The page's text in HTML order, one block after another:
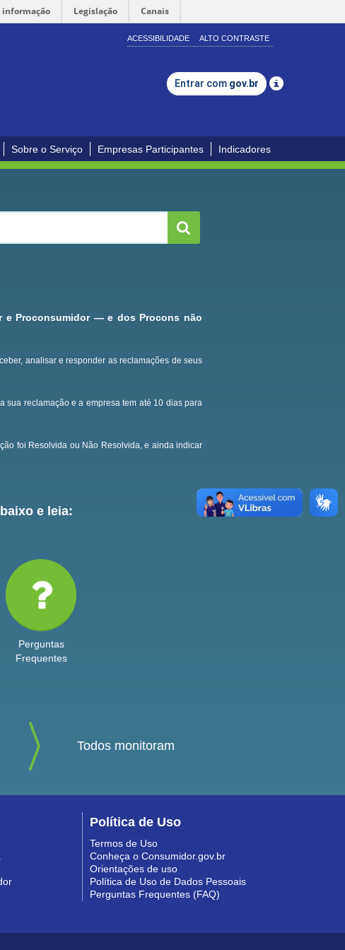
informação Legislação Canais
ACESSIBILIDADE ALTO CONTRASTE
Entrar com gov.br
Sobre o Serviço Empresas Participantes Indicadores
e Proconsumidor — e dos Procons não
analisar e responder as reclamações de seus
sua reclamação e a empresa tem até 10 dias para
foi Resolvida ou Não Resolvida, e ainda indicar
e leia:
Perguntas
Frequentes
Todos monitoram
Política de Uso
Termos de Uso
Conheça o Consumidor.gov.br
Orientações de uso
Política de Uso de Dados Pessoais
Perguntas Frequentes (FAQ)